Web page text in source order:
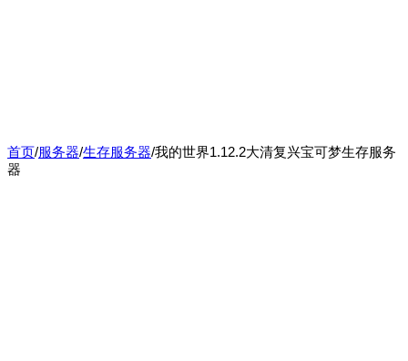
首页/服务器/生存服务器/我的世界1.12.2大清复兴宝可梦生存服务
器